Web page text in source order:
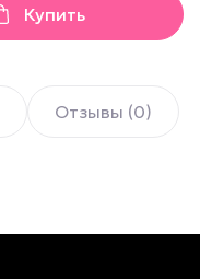
Купить
Отзывы (0)